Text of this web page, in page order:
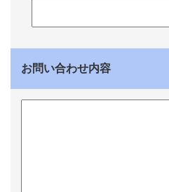
お問い合わせ内容